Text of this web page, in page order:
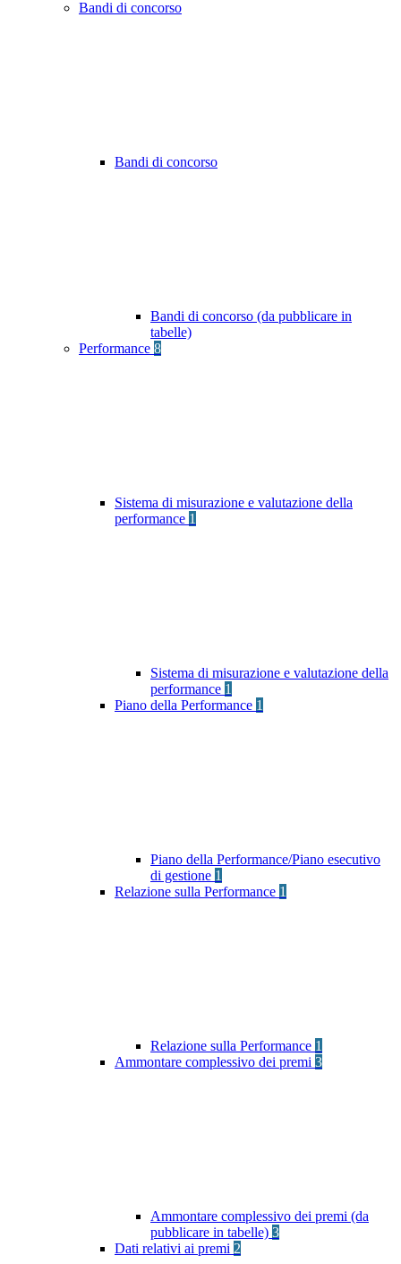
Bandi di concorso
Bandi di concorso
Bandi di concorso (da pubblicare in
tabelle)
Performance 8
Sistema di misurazione e valutazione della
performance 1
Sistema di misurazione e valutazione della
performance 1
Piano della Performance 1
Piano della Performance/Piano esecutivo
di gestione 1
Relazione sulla Performance 1
Relazione sulla Performance 1
Ammontare complessivo dei premi 3
Ammontare complessivo dei premi (da
pubblicare in tabelle) 3
Dati relativi ai premi 2